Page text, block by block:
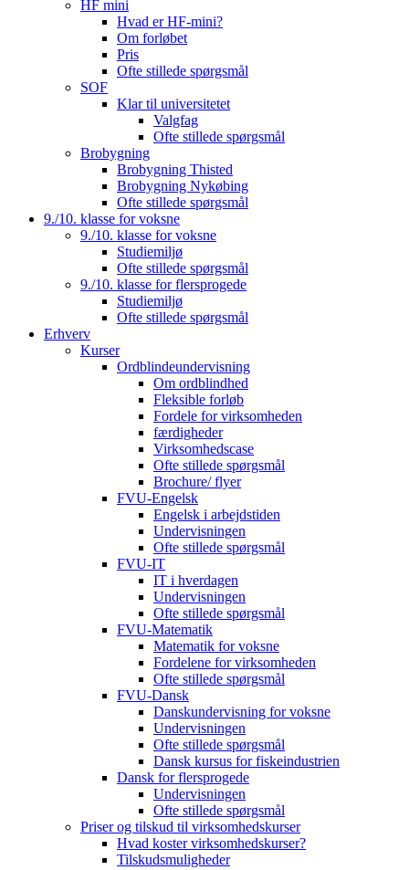
HF mini
Hvad er HF-mini?
Om forløbet
Pris
Ofte stillede spørgsmål
SOF
Klar til universitetet
Valgfag
Ofte stillede spørgsmål
Brobygning
Brobygning Thisted
Brobygning Nykøbing
Ofte stillede spørgsmål
9./10. klasse for voksne
9./10. klasse for voksne
Studiemiljø
Ofte stillede spørgsmål
9./10. klasse for flersprogede
Studiemiljø
Ofte stillede spørgsmål
Erhverv
Kurser
Ordblindeundervisning
Om ordblindhed
Fleksible forløb
Fordele for virksomheden
færdigheder
Virksomhedscase
Ofte stillede spørgsmål
Brochure/ flyer
FVU-Engelsk
Engelsk i arbejdstiden
Undervisningen
Ofte stillede spørgsmål
FVU-IT
IT i hverdagen
Undervisningen
Ofte stillede spørgsmål
FVU-Matematik
Matematik for voksne
Fordelene for virksomheden
Ofte stillede spørgsmål
FVU-Dansk
Danskundervisning for voksne
Undervisningen
Ofte stillede spørgsmål
Dansk kursus for fiskeindustrien
Dansk for flersprogede
Undervisningen
Ofte stillede spørgsmål
Priser og tilskud til virksomhedskurser
Hvad koster virksomhedskurser?
Tilskudsmuligheder